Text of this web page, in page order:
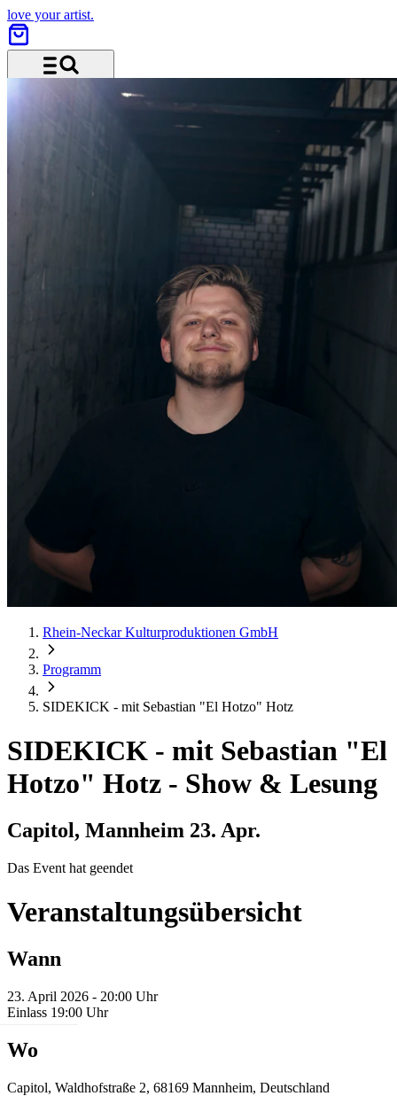
love your artist.
Rhein-Neckar Kulturproduktionen GmbH
Programm
SIDEKICK - mit Sebastian "El Hotzo" Hotz
SIDEKICK - mit Sebastian "El
Hotzo" Hotz - Show & Lesung
Capitol, Mannheim 23. Apr.
Das Event hat geendet
Veranstaltungsübersicht
Wann
23. April 2026 - 20:00 Uhr
Einlass 19:00 Uhr
Wo
Capitol, Waldhofstraße 2, 68169 Mannheim, Deutschland